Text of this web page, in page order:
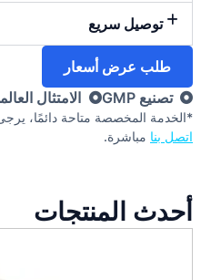
توصيل سريع
طلب عرض أسعار
تصنيع GMP
الامتثال
*الخدمة المخصصة متاحة دائمًا،
اتصل بنا مباشرة.
أحدث المنتجات